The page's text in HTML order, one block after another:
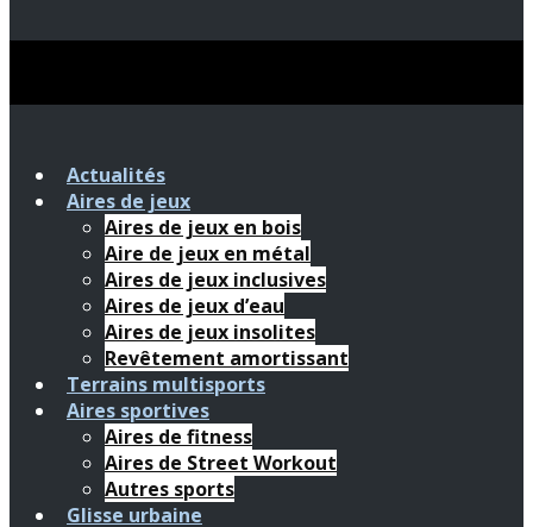
Actualités
Aires de jeux
Aires de jeux en bois
Aire de jeux en métal
Aires de jeux inclusives
Aires de jeux d’eau
Aires de jeux insolites
Revêtement amortissant
Terrains multisports
Aires sportives
Aires de fitness
Aires de Street Workout
Autres sports
Glisse urbaine